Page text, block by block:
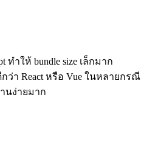
ทำให้ bundle size เล็กมาก
กว่า React หรือ Vue ในหลายกรณี
านง่ายมาก